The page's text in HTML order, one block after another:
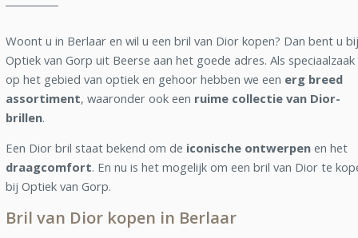
Woont u in Berlaar en wil u een bril van Dior kopen? Dan bent u bij
Optiek van Gorp uit Beerse aan het goede adres. Als speciaalzaak
op het gebied van optiek en gehoor hebben we een erg breed
assortiment, waaronder ook een ruime collectie van Dior-
brillen.
Een Dior bril staat bekend om de iconische ontwerpen en het
draagcomfort. En nu is het mogelijk om een bril van Dior te
bij Optiek van Gorp.
Bril van Dior kopen in Berlaar